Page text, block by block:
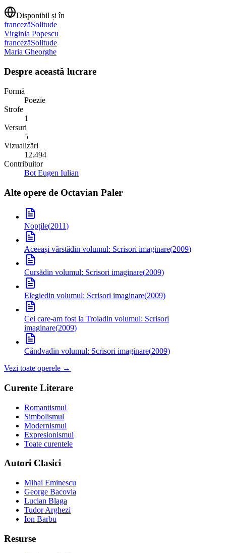
Disponibil și în
francezăSolitude
Virginia Popescu
francezăSolitude
Maria Gheorghe
Despre această lucrare
Formă
Poezie
Strofe
1
Versuri
5
Vizualizări
12.494
Contribuitor
Bot Eugen Iulian
Alte opere de Octavian Paler
Nopțile(2011)
Aceeași vârstădin volumul: Scrisori imaginare(2009)
Cursădin volumul: Scrisori imaginare(2009)
Elegiedin volumul: Scrisori imaginare(2009)
Cei care-am fost la Troiadin volumul: Scrisori
imaginare(2009)
Cândvadin volumul: Scrisori imaginare(2009)
Vezi toate operele →
Curente Literare
Romantismul
Simbolismul
Modernismul
Expresionismul
Toate curentele
Autori Clasici
Mihai Eminescu
George Bacovia
Lucian Blaga
Tudor Arghezi
Ion Barbu
Resurse